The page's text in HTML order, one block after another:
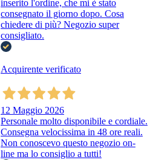
inserito l'ordine, che mi è stato
consegnato il giorno dopo. Cosa
chiedere di più? Negozio super
consigliato.
Acquirente verificato
12 Maggio 2026
Personale molto disponibile e cordiale.
Consegna velocissima in 48 ore reali.
Non conoscevo questo negozio on-
line ma lo consiglio a tutti!